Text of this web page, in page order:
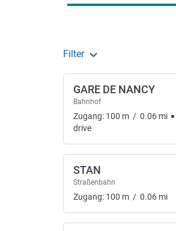
Filter
GARE DE NANCY
Bahnhof
Zugang: 100 m / 0.06 mi
drive
STAN
Straßenbahn
Zugang: 100 m / 0.06 mi